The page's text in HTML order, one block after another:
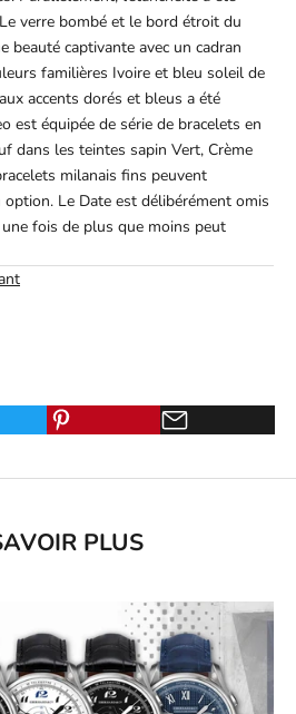
verre bombé et le bord étroit du
beauté captivante avec un cadran
familières Ivoire et bleu soleil de
accents dorés et bleus a été
est équipée de série de bracelets en
dans les teintes sapin Vert, Crème
milanais fins peuvent
Le Date est délibérément omis
fois de plus que moins peut
PLUS